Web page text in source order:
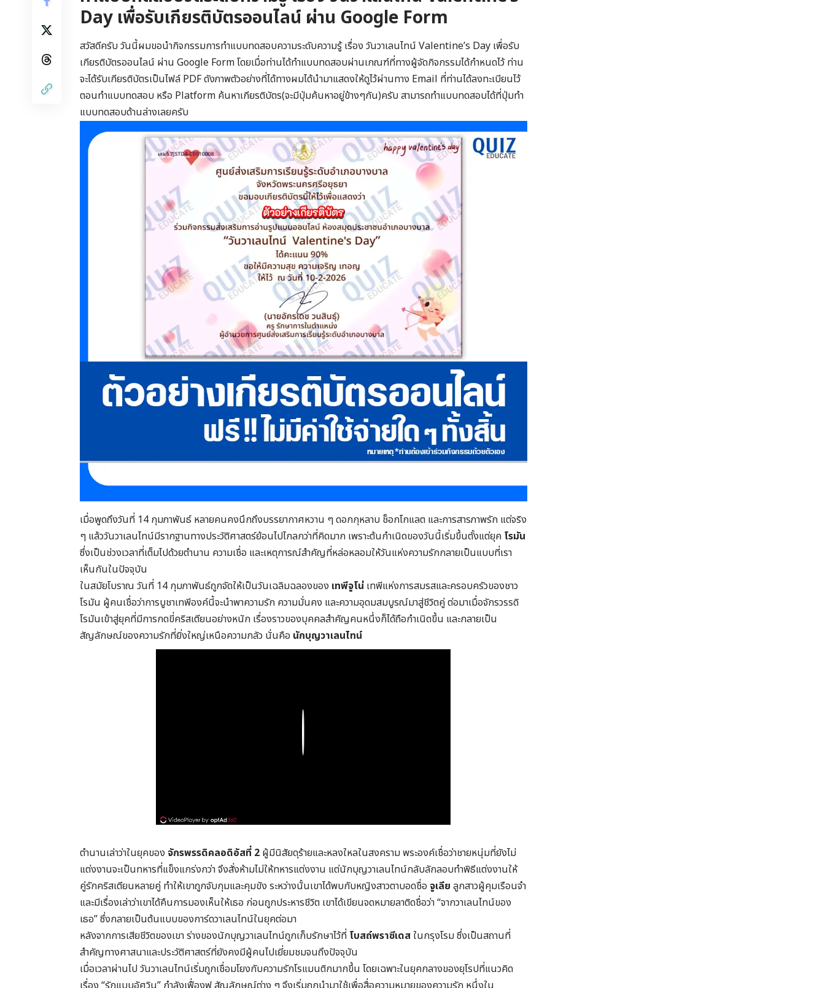
Day เพื่อรับเกียรติบัตรออนไลน์ ผ่าน Google Form
สวัสดีครับ วันนี้ผมขอนำกิจกรรมการทำแบบทดสอบความระดับความรู้ เรื่อง วันวาเลนไทน์ Valentine’s Day เพื่อรับ
เกียรติบัตรออนไลน์ ผ่าน Google Form โดยเมื่อท่านได้ทำแบบทดสอบผ่านเกณฑ์ที่ทางผู้จัดกิจกรรมได้กำหนดไว้ ท่าน
จะได้รับเกียรติบัตรเป็นไฟล์ PDF ดังภาพตัวอย่างที่ได้ทางผมได้นำมาแสดงให้ดูไว้ผ่านทาง Email ที่ท่านได้ลงทะเบียนไว้
ตอนทำแบบทดสอบ หรือ Platform ค้นหาเกียรติบัตร(จะมีปุ่มค้นหาอยู่ข้างๆกัน)ครับ สามารถทำแบบทดสอบได้ที่ปุ่มทำ
แบบทดสอบด้านล่างเลยครับ
เมื่อพูดถึงวันที่ 14 กุมภาพันธ์ หลายคนคงนึกถึงบรรยากาศหวาน ๆ ดอกกุหลาบ ช็อกโกแลต และการสารภาพรัก แต่จริง
ๆ แล้ววันวาเลนไทน์มีรากฐานทางประวัติศาสตร์ย้อนไปไกลกว่าที่คิดมาก เพราะต้นกำเนิดของวันนี้เริ่มขึ้นตั้งแต่ยุค โรมัน
ซึ่งเป็นช่วงเวลาที่เต็มไปด้วยตำนาน ความเชื่อ และเหตุการณ์สำคัญที่หล่อหลอมให้วันแห่งความรักกลายเป็นแบบที่เรา
เห็นกันในปัจจุบัน
ในสมัยโบราณ วันที่ 14 กุมภาพันธ์ถูกจัดให้เป็นวันเฉลิมฉลองของ เทพีจูโน่ เทพีแห่งการสมรสและครอบครัวของชาว
โรมัน ผู้คนเชื่อว่าการบูชาเทพีองค์นี้จะนำพาความรัก ความมั่นคง และความอุดมสมบูรณ์มาสู่ชีวิตคู่ ต่อมาเมื่อจักรวรรดิ
โรมันเข้าสู่ยุคที่มีการกดขี่คริสเตียนอย่างหนัก เรื่องราวของบุคคลสำคัญคนหนึ่งก็ได้ถือกำเนิดขึ้น และกลายเป็น
สัญลักษณ์ของความรักที่ยิ่งใหญ่เหนือความกลัว นั่นคือ นักบุญวาเลนไทน์
ตำนานเล่าว่าในยุคของ จักรพรรดิคลอดิอัสที่ 2 ผู้มีนิสัยดุร้ายและหลงใหลในสงคราม พระองค์เชื่อว่าชายหนุ่มที่ยังไม่
แต่งงานจะเป็นทหารที่แข็งแกร่งกว่า จึงสั่งห้ามไม่ให้ทหารแต่งงาน แต่นักบุญวาเลนไทน์กลับลักลอบทำพิธีแต่งงานให้
คู่รักคริสเตียนหลายคู่ ทำให้เขาถูกจับกุมและคุมขัง ระหว่างนั้นเขาได้พบกับหญิงสาวตาบอดชื่อ จูเลีย ลูกสาวผู้คุมเรือนจำ
และมีเรื่องเล่าว่าเขาได้คืนการมองเห็นให้เธอ ก่อนถูกประหารชีวิต เขาได้เขียนจดหมายลาติดชื่อว่า “จากวาเลนไทน์ของ
เธอ” ซึ่งกลายเป็นต้นแบบของการ์ดวาเลนไทน์ในยุคต่อมา
หลังจากการเสียชีวิตของเขา ร่างของนักบุญวาเลนไทน์ถูกเก็บรักษาไว้ที่ โบสถ์พราซีเดสในกรุงโรม ซึ่งเป็นสถานที่
สำคัญทางศาสนาและประวัติศาสตร์ที่ยังคงมีผู้คนไปเยี่ยมชมจนถึงปัจจุบัน
เมื่อเวลาผ่านไป วันวาเลนไทน์เริ่มถูกเชื่อมโยงกับความรักโรแมนติกมากขึ้น โดยเฉพาะในยุคกลางของยุโรปที่แนวคิด